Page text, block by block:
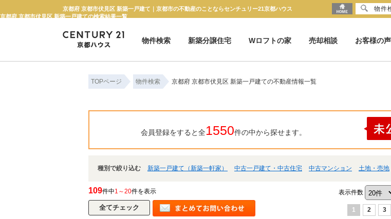
京都府 京都市伏見区 新築一戸建て｜京都市の不動産のことならセンチュリー21京都ハウス
物件検索
新築分譲住宅 Wロフトの家 売却相談 お客様の声
TOPページ 物件検索 京都府 京都市伏見区 新築一戸建ての不動産情報一覧
京都府 京都市伏見区 新築一戸建ての検索結果一覧
会員登録をすると全1550件の中から探せます。
種別で絞り込む 新築一戸建て（新築一軒家） 中古一戸建て・中古住宅 中古マンション 土地・売地
109件中1～20件を表示 表示件数
1 2 3
物件